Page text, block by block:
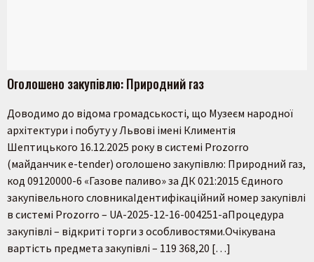
Оголошено закупівлю: Природний газ
Доводимо до відома громадськості, що Музеєм народної
архітектури і побуту у Львові імені Климентія
Шептицького 16.12.2025 року в системі Prozorro
(майданчик e-tender) оголошено закупівлю: Природний газ,
код 09120000-6 «Газове паливо» за ДК 021:2015 Єдиного
закупівельного словникаІдентифікаційний номер закупівлі
в системі Prozorro – UA-2025-12-16-004251-aПроцедура
закупівлі – відкриті торги з особливостями.Очікувана
вартість предмета закупівлі – 119 368,20 […]